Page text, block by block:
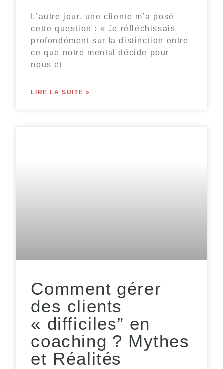
L’autre jour, une cliente m’a posé
cette question : « Je réfléchissais
profondément sur la distinction entre
ce que notre mental décide pour
nous et
LIRE LA SUITE »
Comment gérer
des clients
« difficiles” en
coaching ? Mythes
et Réalités